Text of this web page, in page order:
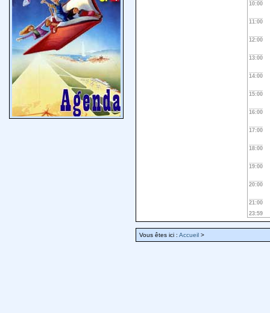
10:00
11:00
12:00
13:00
14:00
15:00
16:00
17:00
18:00
19:00
20:00
21:00
23:59
Vous êtes ici : Accueil >